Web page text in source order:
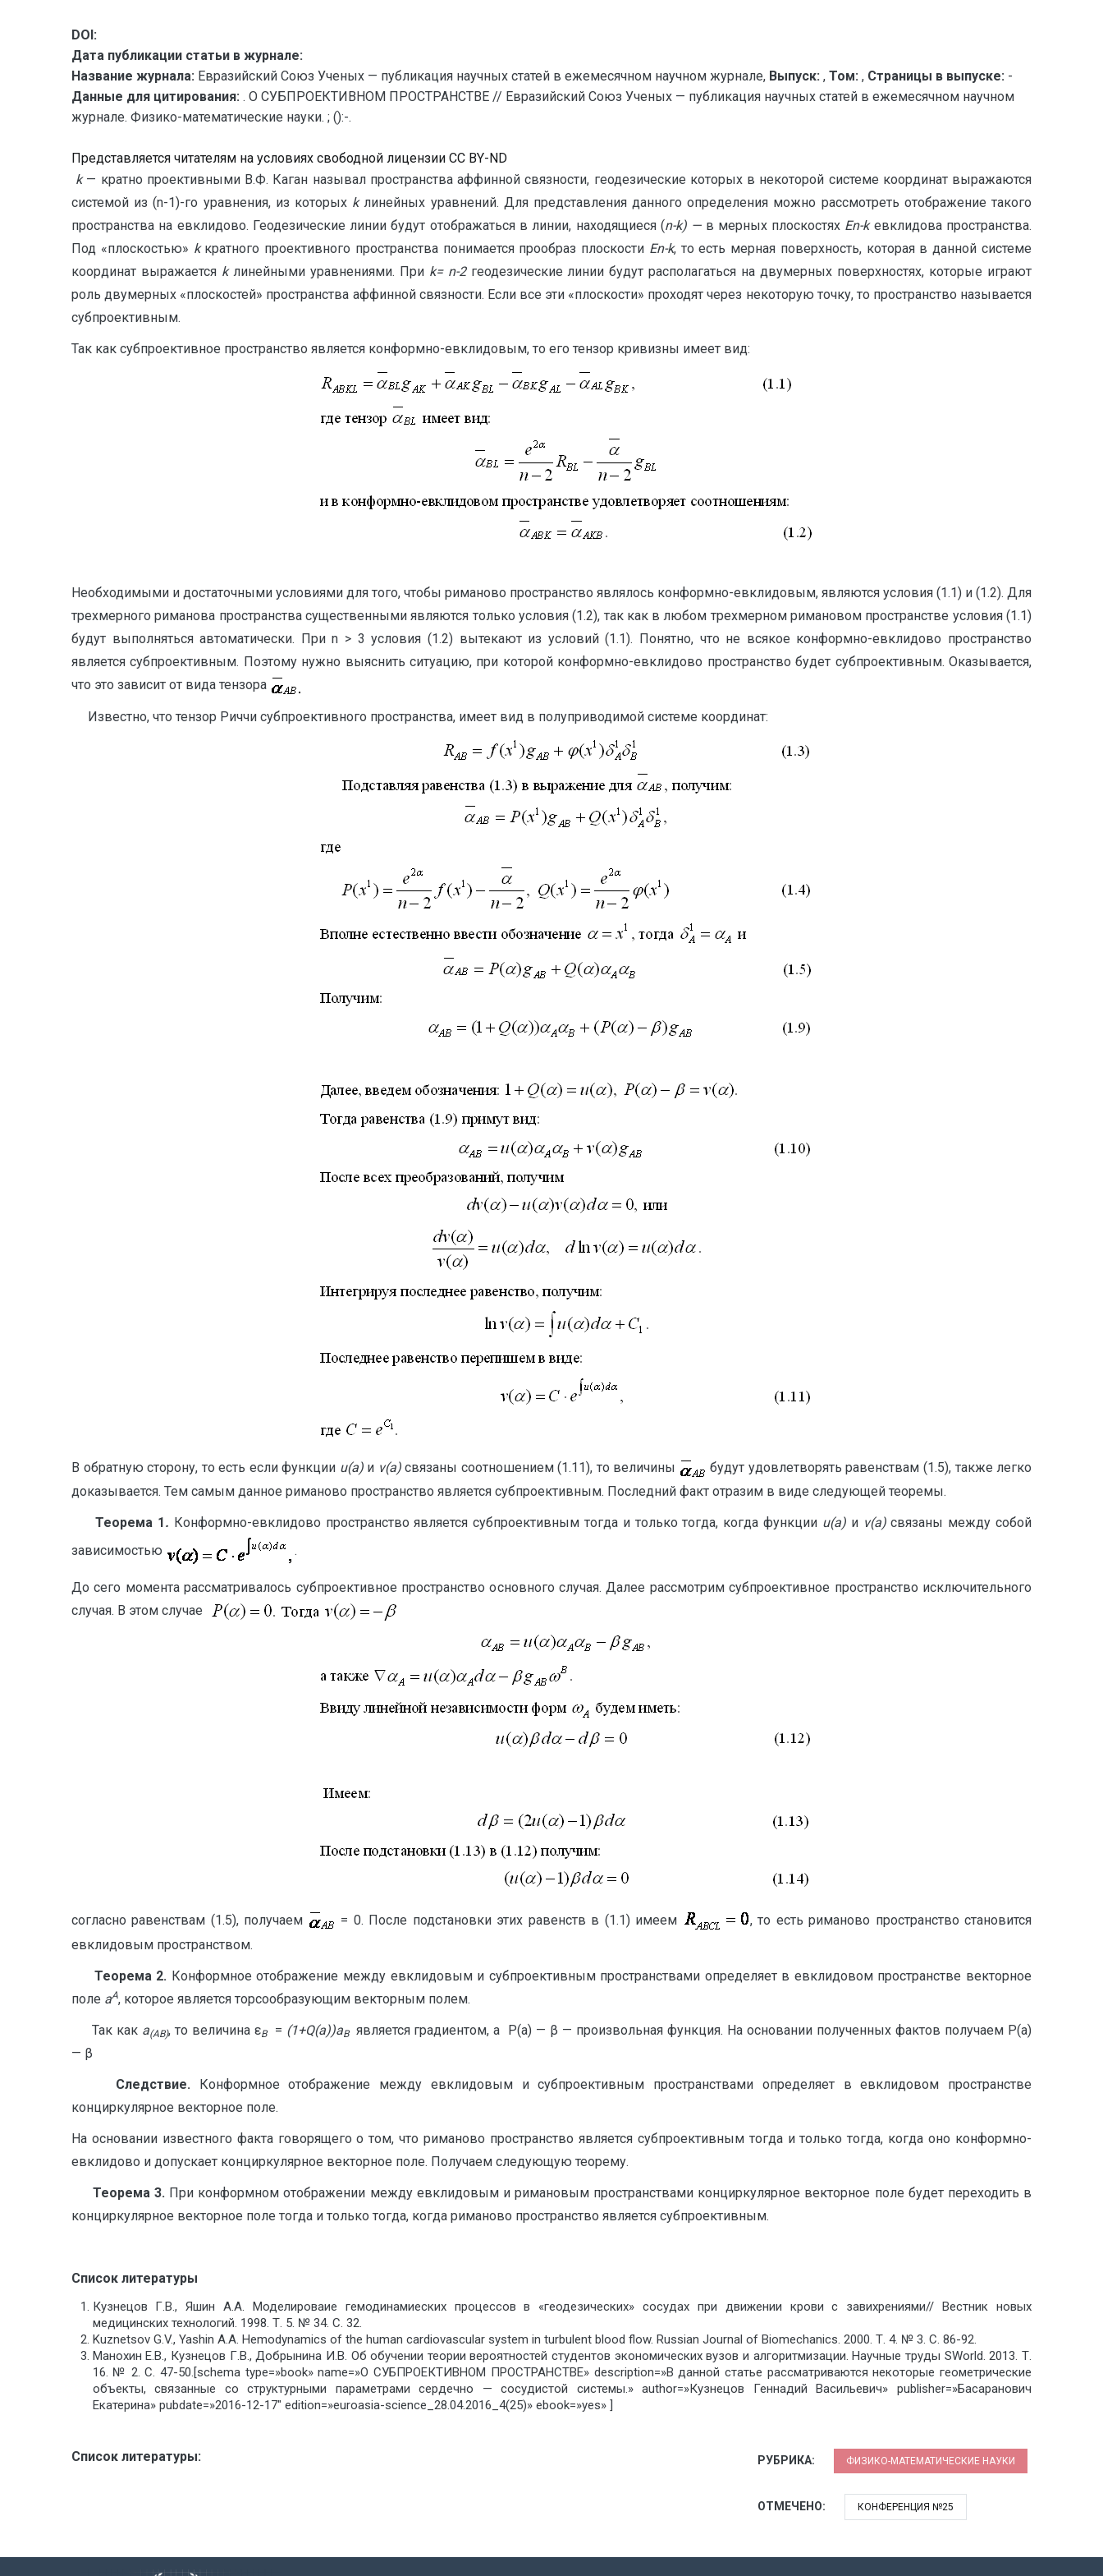
DOI:
Дата публикации статьи в журнале:
Название журнала: Евразийский Союз Ученых — публикация научных статей в ежемесячном научном журнале, Выпуск: , Том: , Страницы в выпуске: -
Данные для цитирования: . О СУБПРОЕКТИВНОМ ПРОСТРАНСТВЕ // Евразийский Союз Ученых — публикация научных статей в ежемесячном научном
журнале. Физико-математические науки. ; ():-.
Представляется читателям на условиях свободной лицензии CC BY-ND
k— кратно проективными В.Ф. Каган называл пространства аффинной связности, геодезические которых в некоторой системе координат выражаются
системой из (n-1)-го уравнения, из которых kлинейных уравнений. Для представления данного определения можно рассмотреть отображение такого
пространства на евклидово. Геодезические линии будут отображаться в линии, находящиеся (n-k) —в мерных плоскостях En-kевклидова пространства.
Под «плоскостью» kкратного проективного пространства понимается прообраз плоскости En-k, то есть мерная поверхность, которая в данной системе
координат выражается kлинейными уравнениями. При k= n-2геодезические линии будут располагаться на двумерных поверхностях, которые играют
роль двумерных «плоскостей» пространства аффинной связности. Если все эти «плоскости» проходят через некоторую точку, то пространство называется
субпроективным.
Так как субпроективное пространство является конформно-евклидовым, то его тензор кривизны имеет вид:
Необходимыми и достаточными условиями для того, чтобы риманово пространство являлось конформно-евклидовым, являются условия (1.1) и (1.2). Для
трехмерного риманова пространства существенными являются только условия (1.2), так как в любом трехмерном римановом пространстве условия (1.1)
будут выполняться автоматически. При n > 3 условия (1.2) вытекают из условий (1.1). Понятно, что не всякое конформно-евклидово пространство
является субпроективным. Поэтому нужно выяснить ситуацию, при которой конформно-евклидово пространство будет субпроективным. Оказывается,
что это зависит от вида тензора
Известно, что тензор Риччи субпроективного пространства, имеет вид в полуприводимой системе координат:
В обратную сторону, то есть если функции u(a)и v(a)связаны соотношением (1.11), то величины
будут удовлетворять равенствам (1.5), также легко
доказывается. Тем самым данное риманово пространство является субпроективным. Последний факт отразим в виде следующей теоремы.
Теорема 1. Конформно-евклидово пространство является субпроективным тогда и только тогда, когда функции u(a)и v(a)связаны между собой
зависимостью
.
До сего момента рассматривалось субпроективное пространство основного случая. Далее рассмотрим субпроективное пространство исключительного
случая. В этом случае
согласно равенствам (1.5), получаем = 0. После подстановки этих равенств в (1.1) имеем
, то есть риманово пространство становится
евклидовым пространством.
Теорема 2. Конформное отображение между евклидовым и субпроективным пространствами определяет в евклидовом пространстве векторное
поле aA, которое является торсообразующим векторным полем.
Так как a(AB), то величина εB= (1+Q(a))aB является градиентом, a P(a) — β — произвольная функция. На основании полученных фактов получаем P(a)
— β
Следствие. Конформное отображение между евклидовым и субпроективным пространствами определяет в евклидовом пространстве
конциркулярное векторное поле.
На основании известного факта говорящего о том, что риманово пространство является субпроективным тогда и только тогда, когда оно конформно-
евклидово и допускает конциркулярное векторное поле. Получаем следующую теорему.
Теорема 3. При конформном отображении между евклидовым и римановым пространствами конциркулярное векторное поле будет переходить в
конциркулярное векторное поле тогда и только тогда, когда риманово пространство является субпроективным.
Список литературы
Кузнецов Г.В., Яшин А.А. Моделироваие гемодинамиеских процессов в «геодезических» сосудах при движении крови с завихрениями// Вестник новых
медицинских технологий. 1998. Т. 5. № 34. С. 32.
Kuznetsov G.V., Yashin А.A. Hemodynamics of the human cardiovascular system in turbulent blood flow. Russian Journal of Biomechanics. 2000. Т. 4. № 3. С. 86-92.
Манохин Е.В., Кузнецов Г.В., Добрынина И.В. Об обучении теории вероятностей студентов экономических вузов и алгоритмизации. Научные труды SWorld. 2013. Т.
16. № 2. С. 47-50.[schema type=»book» name=»О СУБПРОЕКТИВНОМ ПРОСТРАНСТВЕ» description=»В данной статье рассматриваются некоторые геометрические
объекты, связанные со структурными параметрами сердечно — сосудистой системы.» author=»Кузнецов Геннадий Васильевич» publisher=»Басаранович
Екатерина» pubdate=»2016-12-17″ edition=»euroasia-science_28.04.2016_4(25)» ebook=»yes» ]
Список литературы: РУБРИКА: ФИЗИКО-МАТЕМАТИЧЕСКИЕ НАУКИ
ОТМЕЧЕНО: КОНФЕРЕНЦИЯ №25